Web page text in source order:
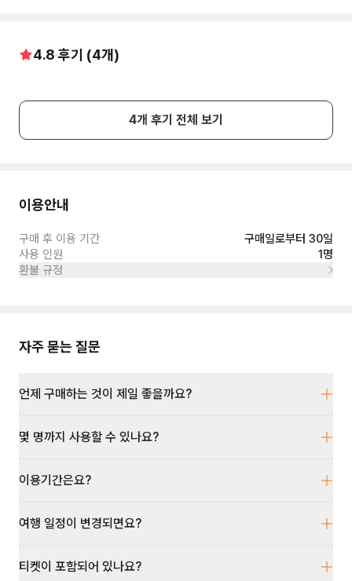
4.8 후기 (4개)
4개 후기 전체 보기
이용안내
구매 후 이용 기간
구매일로부터 30일
사용 인원
1명
환불 규정
자주 묻는 질문
언제 구매하는 것이 제일 좋을까요?
몇 명까지 사용할 수 있나요?
이용기간은요?
여행 일정이 변경되면요?
티켓이 포함되어 있나요?